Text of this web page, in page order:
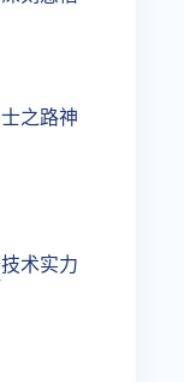
之路神
术实力